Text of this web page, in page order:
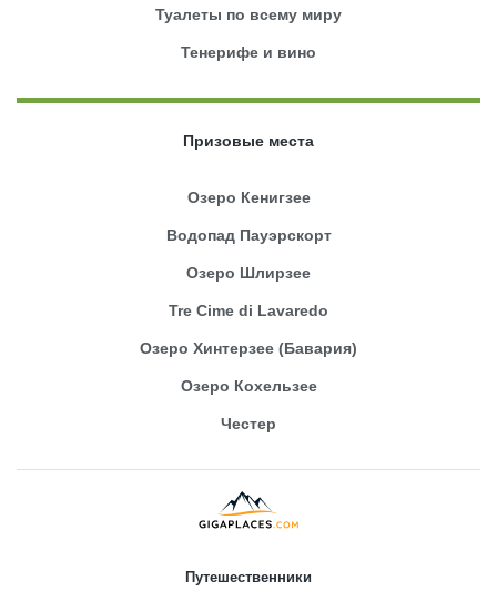
Туалеты по всему миру
Тенерифе и вино
Призовые места
Озеро Кенигзее
Водопад Пауэрскорт
Озеро Шлирзее
Tre Cime di Lavaredo
Озеро Хинтерзее (Бавария)
Озеро Кохельзее
Честер
Путешественники